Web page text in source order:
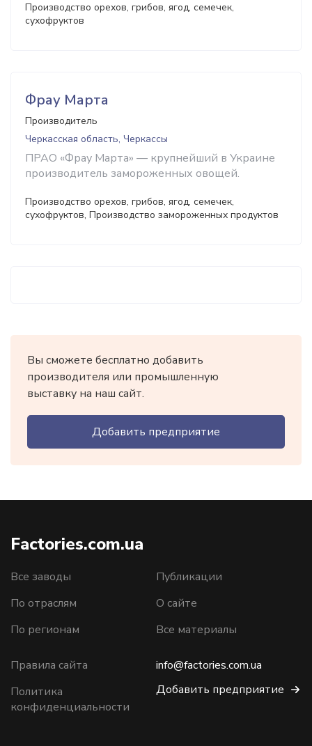
Производство орехов, грибов, ягод, семечек,
сухофруктов
Фрау Марта
Производитель
Черкасская область, Черкассы
ПРАО «Фрау Марта» — крупнейший в Украине
производитель замороженных овощей.
Производство орехов, грибов, ягод, семечек,
сухофруктов, Производство замороженных продуктов
Вы сможете бесплатно добавить
производителя или промышленную
выставку на наш сайт.
Добавить предприятие
Factories.com.ua
Все заводы
По отраслям
По регионам
Публикации
О сайте
Все материалы
Правила сайта
Политика
конфиденциальности
info@factories.com.ua
Добавить предприятие